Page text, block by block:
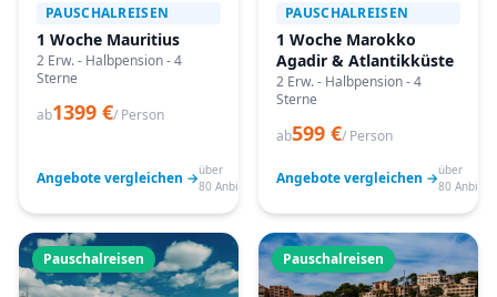
PAUSCHALREISEN
1 Woche Mauritius
2 Erw. - Halbpension - 4
Sterne
ab1399 €/ Person
Angebote vergleichen →über
80 Anbieter
PAUSCHALREISEN
1 Woche Marokko
Agadir & Atlantikküste
2 Erw. - Halbpension - 4
Sterne
ab599 €/ Person
Angebote vergleichen →über
80
Pauschalreisen Pauschalreisen